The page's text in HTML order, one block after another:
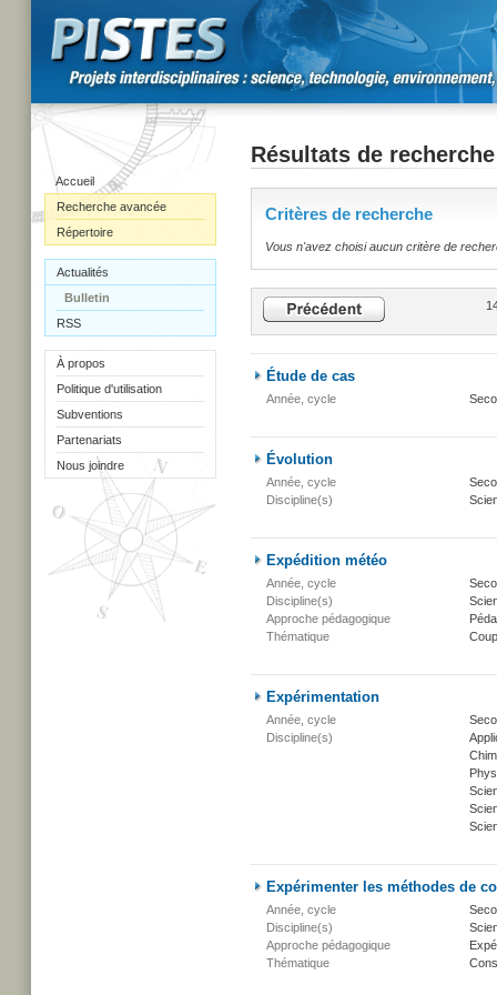
Accueil
Recherche avancée
Répertoire
Actualités
Bulletin
RSS
À propos
Politique d'utilisation
Subventions
Partenariats
Nous joindre
Résultats de recherche
Critères de recherche
Vous n'avez choisi aucun critère de
Étude de cas
Année, cycle
Évolution
Année, cycle
Discipline(s)
Expédition météo
Année, cycle
Discipline(s)
Approche pédagogique
Thématique
Expérimentation
Année, cycle
Discipline(s)
Expérimenter les méthodes de
Année, cycle
Discipline(s)
Approche pédagogique
Thématique